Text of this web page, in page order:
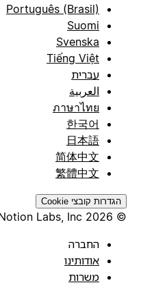
Português (Brasil)
Suomi
Svenska
Tiếng Việt
עברית
العربية
ภาษาไทย
한국어
日本語
简体中文
繁體中文
הגדרות קובצי Cookie
© 2026 Notion Labs, Inc.
החברה
אודותינו
משרות